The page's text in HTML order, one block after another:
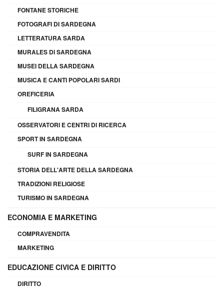
FONTANE STORICHE
FOTOGRAFI DI SARDEGNA
LETTERATURA SARDA
MURALES DI SARDEGNA
MUSEI DELLA SARDEGNA
MUSICA E CANTI POPOLARI SARDI
OREFICERIA
FILIGRANA SARDA
OSSERVATORI E CENTRI DI RICERCA
SPORT IN SARDEGNA
SURF IN SARDEGNA
STORIA DELL'ARTE DELLA SARDEGNA
TRADIZIONI RELIGIOSE
TURISMO IN SARDEGNA
ECONOMIA E MARKETING
COMPRAVENDITA
MARKETING
EDUCAZIONE CIVICA E DIRITTO
DIRITTO